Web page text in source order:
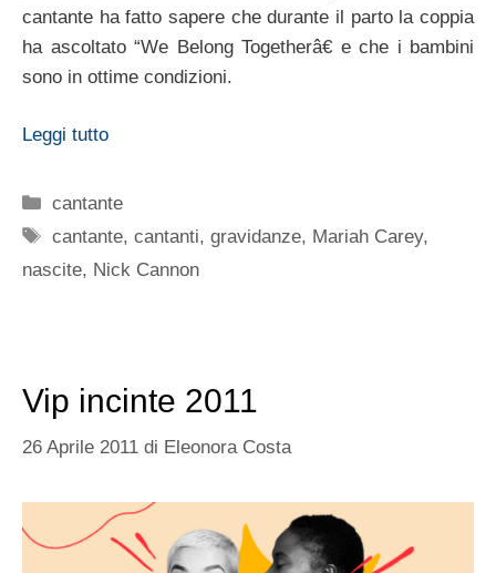
cantante ha fatto sapere che durante il parto la coppia
ha ascoltato “We Belong Togetherâ€ e che i bambini
sono in ottime condizioni.
Leggi tutto
Categorie
cantante
Tag
cantante,cantanti,gravidanze, Mariah Carey,
nascite, Nick Cannon
Vip incinte 2011
26 Aprile 2011 di Eleonora Costa